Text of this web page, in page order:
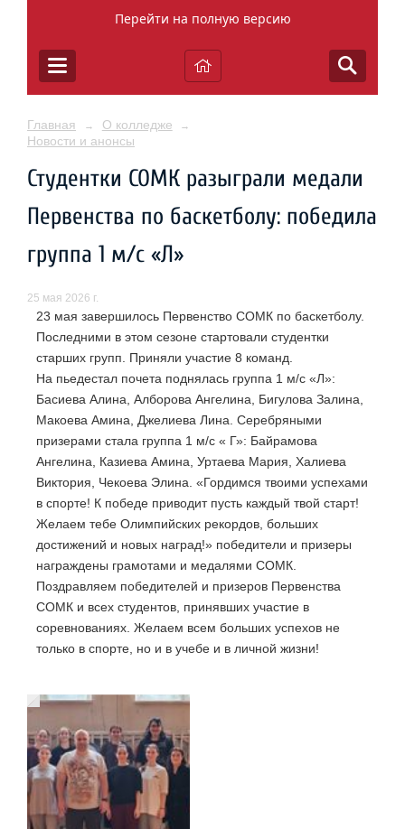
Перейти на полную версию
Главная → О колледже →
Новости и анонсы
Студентки СОМК разыграли медали
Первенства по баскетболу: победила
группа 1 м/с «Л»
25 мая 2026 г.
23 мая завершилось Первенство СОМК по баскетболу.
Последними в этом сезоне стартовали студентки
старших групп. Приняли участие 8 команд.
На пьедестал почета поднялась группа 1 м/с «Л»:
Басиева Алина, Алборова Ангелина, Бигулова Залина,
Макоева Амина, Джелиева Лина. Серебряными
призерами стала группа 1 м/с « Г»: Байрамова
Ангелина, Казиева Амина, Уртаева Мария, Халиева
Виктория, Чекоева Элина. «Гордимся твоими успехами
в спорте! К победе приводит пусть каждый твой старт!
Желаем тебе Олимпийских рекордов, больших
достижений и новых наград!» победители и призеры
награждены грамотами и медалями СОМК.
Поздравляем победителей и призеров Первенства
СОМК и всех студентов, принявших участие в
соревнованиях. Желаем всем больших успехов не
только в спорте, но и в учебе и в личной жизни!